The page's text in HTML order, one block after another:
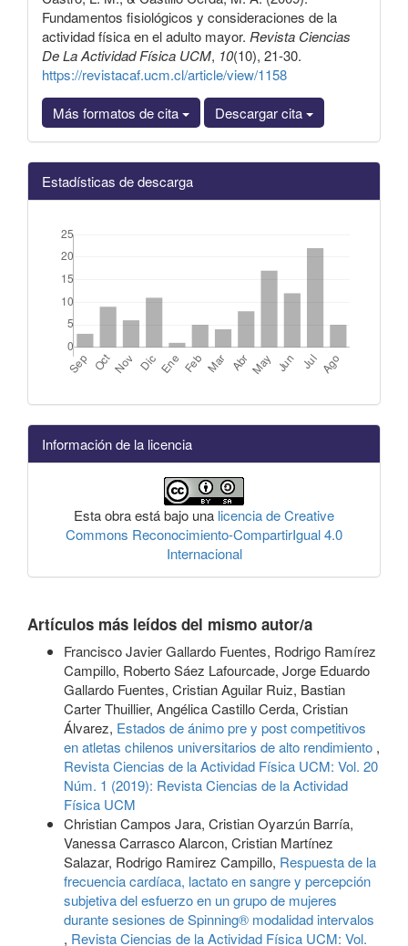
Fundamentos fisiológicos y consideraciones de la
actividad física en el adulto mayor. Revista Ciencias
De La Actividad Física UCM, 10(10), 21-30.
https://revistacaf.ucm.cl/article/view/1158
Más formatos de cita
Descargar cita
Estadísticas de descarga
Información de la licencia
Esta obra está bajo una licencia de Creative
Commons Reconocimiento-CompartirIgual 4.0
Internacional
Artículos más leídos del mismo autor/a
Francisco Javier Gallardo Fuentes, Rodrigo Ramírez
Campillo, Roberto Sáez Lafourcade, Jorge Eduardo
Gallardo Fuentes, Cristian Aguilar Ruiz, Bastian
Carter Thuillier, Angélica Castillo Cerda, Cristian
Álvarez, Estados de ánimo pre y post competitivos
en atletas chilenos universitarios de alto rendimiento ,
Revista Ciencias de la Actividad Física UCM: Vol. 20
Núm. 1 (2019): Revista Ciencias de la Actividad
Física UCM
Christian Campos Jara, Cristian Oyarzún Barría,
Vanessa Carrasco Alarcon, Cristian Martínez
Salazar, Rodrigo Ramirez Campillo, Respuesta de la
frecuencia cardíaca, lactato en sangre y percepción
subjetiva del esfuerzo en un grupo de mujeres
durante sesiones de Spinning® modalidad intervalos
, Revista Ciencias de la Actividad Física UCM: Vol.